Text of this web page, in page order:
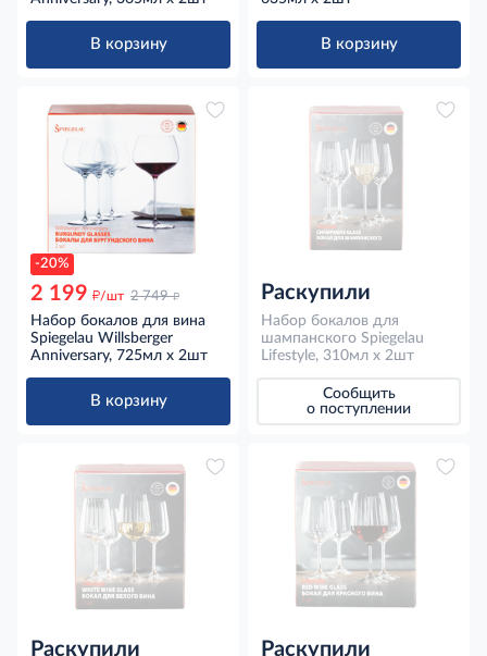
В корзину В корзину
-20%
2 199 д/шт 2 749 д
Набор бокалов для вина
Spiegelau Willsberger
Anniversary, 725мл х 2шт
В корзину
Раскупили
Набор бокалов для
шампанского Spiegelau
Lifestyle, 310мл х 2шт
Сообщить
о поступлении
Раскупили Раскупили